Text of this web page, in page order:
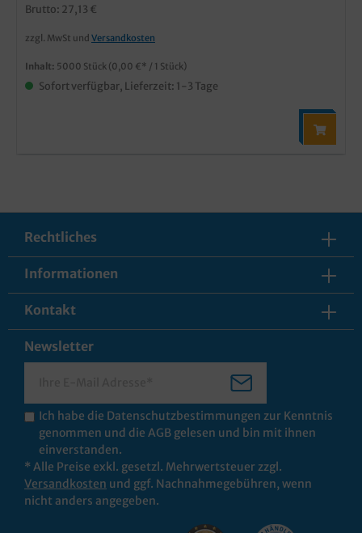
Brutto: 27,13 €
zzgl. MwSt und Versandkosten
Inhalt: 5000 Stück (0,00 €* / 1 Stück)
Sofort verfügbar, Lieferzeit: 1-3 Tage
Rechtliches
Informationen
Kontakt
Newsletter
Ich habe die Datenschutzbestimmungen zur Kenntnis
genommen und die AGB gelesen und bin mit ihnen
einverstanden.
* Alle Preise exkl. gesetzl. Mehrwertsteuer zzgl.
Versandkosten und ggf. Nachnahmegebühren, wenn
nicht anders angegeben.